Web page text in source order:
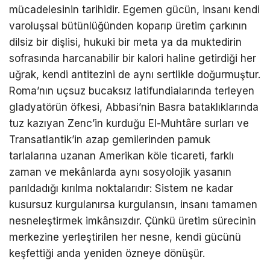
mücadelesinin tarihidir. Egemen gücün, insanı kendi
varoluşsal bütünlüğünden koparıp üretim çarkının
dilsiz bir dişlisi, hukuki bir meta ya da muktedirin
sofrasında harcanabilir bir kalori haline getirdiği her
uğrak, kendi antitezini de aynı sertlikle doğurmuştur.
Roma’nın uçsuz bucaksız latifundialarında terleyen
gladyatörün öfkesi, Abbasi’nin Basra bataklıklarında
tuz kazıyan Zenc’in kurduğu El-Muhtâre surları ve
Transatlantik’in azap gemilerinden pamuk
tarlalarına uzanan Amerikan köle ticareti, farklı
zaman ve mekânlarda aynı sosyolojik yasanın
parıldadığı kırılma noktalarıdır: Sistem ne kadar
kusursuz kurgulanırsa kurgulansın, insanı tamamen
nesneleştirmek imkânsızdır. Çünkü üretim sürecinin
merkezine yerleştirilen her nesne, kendi gücünü
keşfettiği anda yeniden özneye dönüşür.